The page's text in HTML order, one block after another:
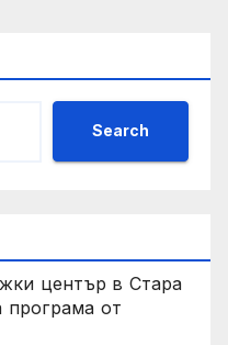
Search
център в Стара
програма от